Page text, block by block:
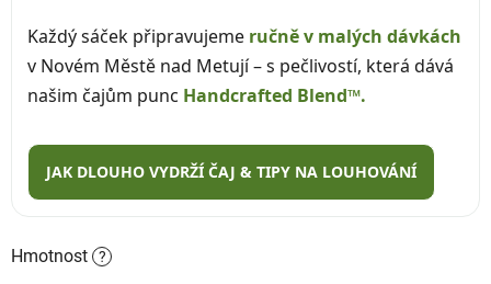
Každý sáček připravujeme ručně v malých dávkách
v Novém Městě nad Metují – s pečlivostí, která dává
našim čajům punc Handcrafted Blend™.
JAK DLOUHO VYDRŽÍ ČAJ & TIPY NA LOUHOVÁNÍ
Hmotnost ?